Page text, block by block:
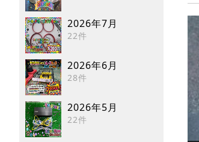
2026年7月
22件
2026年6月
28件
2026年5月
22件